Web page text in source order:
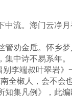
。海门云净月
劝金卮。怀乡梦
诗不易系年。
李端叔叶翠岩
全椒人，会不会
知集凡例》，此